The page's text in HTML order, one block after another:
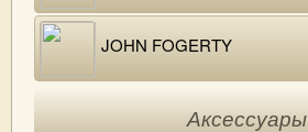
JOHN FOGERTY
Аксессуары